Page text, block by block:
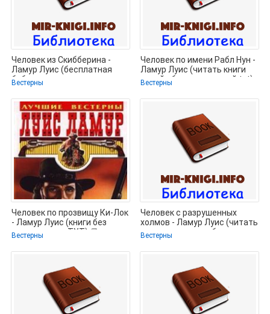
Человек из Скибберина -
Ламур Луис (бесплатная
библиотека электронных
Вестерны
Человек по имени Рабл Нун -
Ламур Луис (читать книги
онлайн без сокращений txt)
Вестерны
Человек по прозвищу Ки-Лок
- Ламур Луис (книги без
регистрации .TXT) 📗
Вестерны
Человек с разрушенных
холмов - Ламур Луис (читать
книги полностью без
Вестерны